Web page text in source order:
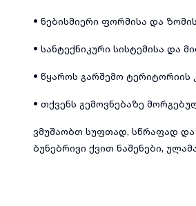
• ნებისმიერი ფორმისა და
• სანტექნიკური სისტემისა და
• წყაროს გარშემო ტერიტორიის
• თქვენს გემოვნებაზე
ვმუშაობთ სუფთად, სწრაფად და
ბუნებრივი ქვით ნაშენები,